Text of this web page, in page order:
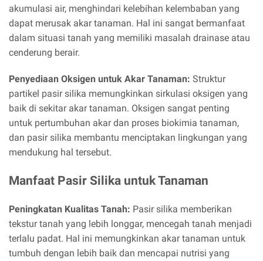
akumulasi air, menghindari kelebihan kelembaban yang
dapat merusak akar tanaman. Hal ini sangat bermanfaat
dalam situasi tanah yang memiliki masalah drainase atau
cenderung berair.
Penyediaan Oksigen untuk Akar Tanaman: Struktur
partikel pasir silika memungkinkan sirkulasi oksigen yang
baik di sekitar akar tanaman. Oksigen sangat penting
untuk pertumbuhan akar dan proses biokimia tanaman,
dan pasir silika membantu menciptakan lingkungan yang
mendukung hal tersebut.
Manfaat Pasir Silika untuk Tanaman
Peningkatan Kualitas Tanah: Pasir silika memberikan
tekstur tanah yang lebih longgar, mencegah tanah menjadi
terlalu padat. Hal ini memungkinkan akar tanaman untuk
tumbuh dengan lebih baik dan mencapai nutrisi yang